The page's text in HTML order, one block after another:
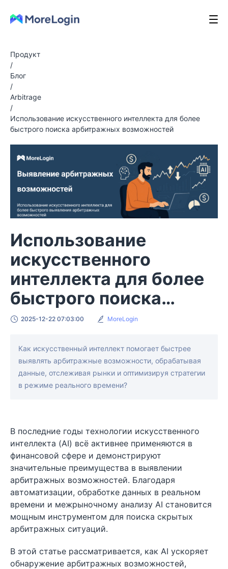
Продукт
/
Блог
/
Arbitrage
/
Использование искусственного интеллекта для более
быстрого поиска арбитражных возможностей
Использование
искусственного
интеллекта для более
быстрого поиска
арбитражных
2025-12-22 07:03:00 MoreLogin
Как искусственный интеллект помогает быстрее
выявлять арбитражные возможности, обрабатывая
данные, отслеживая рынки и оптимизируя стратегии
в режиме реального времени?
В последние годы технологии искусственного
интеллекта (AI) всё активнее применяются в
финансовой сфере и демонстрируют
значительные преимущества в выявлении
арбитражных возможностей. Благодаря
автоматизации, обработке данных в реальном
времени и межрыночному анализу AI становится
мощным инструментом для поиска скрытых
арбитражных ситуаций.
В этой статье рассматривается, как AI ускоряет
обнаружение арбитражных возможностей,